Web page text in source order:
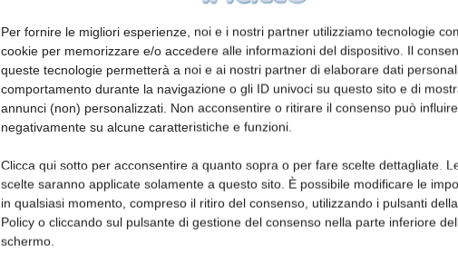
Per fornire le migliori esperienze, noi e i nostri partner utilizziamo tecnologie
cookie per memorizzare e/o accedere alle informazioni del dispositivo. Il
queste tecnologie permetterà a noi e ai nostri partner di elaborare dati
comportamento durante la navigazione o gli ID univoci su questo sito e di
annunci (non) personalizzati. Non acconsentire o ritirare il consenso può influire
negativamente su alcune caratteristiche e funzioni.
Clicca qui sotto per acconsentire a quanto sopra o per fare scelte dettagliate.
scelte saranno applicate solamente a questo sito. È possibile modificare le
in qualsiasi momento, compreso il ritiro del consenso, utilizzando i pulsanti
Policy o cliccando sul pulsante di gestione del consenso nella parte inferiore
schermo.